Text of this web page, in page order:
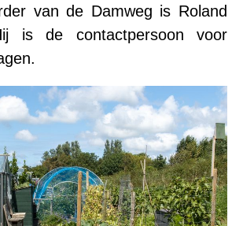
van de Damweg is Roland
is de contactpersoon voor